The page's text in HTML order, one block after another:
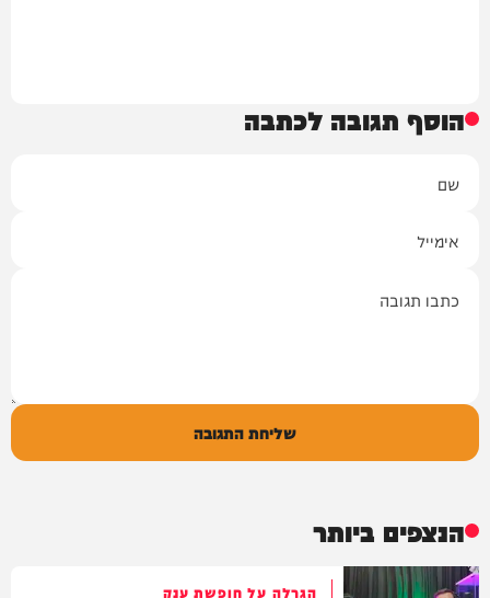
הוסף תגובה לכתבה
שליחת התגובה
הנצפים ביותר
הגרלה על חופשת ענק